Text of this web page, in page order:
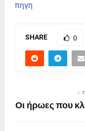
πηγη
SHARE 0
Οι ήρωες που